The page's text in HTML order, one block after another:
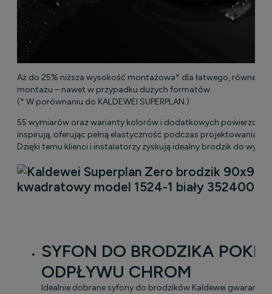
Aż do 25% niższa wysokość montażowa* dla łatwego, równego
montażu – nawet w przypadku dużych formatów.
(* W porównaniu do KALDEWEI SUPERPLAN.)
55 wymiarów oraz warianty kolorów i dodatkowych powierzchni
inspirują, oferując pełną elastyczność podczas projektowania
Dzięki temu klienci i instalatorzy zyskują idealny brodzik do
SYFON DO BRODZIKA
ODPŁYWU CHROM
Idealnie dobrane syfony do brodzików Kaldewei